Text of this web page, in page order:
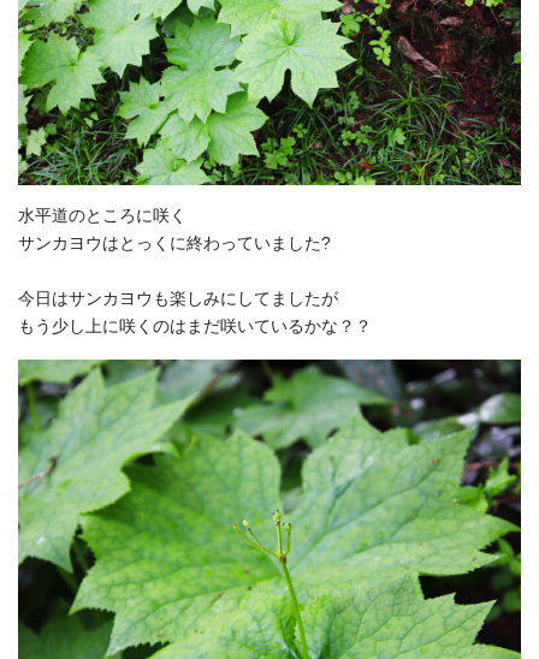
水平道のところに咲く
サンカヨウはとっくに終わっていました?
今日はサンカヨウも楽しみにしてましたが
もう少し上に咲くのはまだ咲いているかな？？